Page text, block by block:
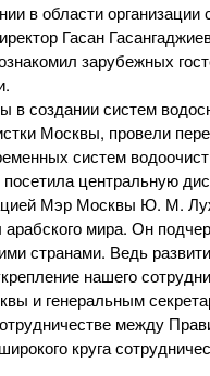
в области
Гасан
зарубежных
в создании систем
Москвы, провели
систем
центральную
Мэр Москвы Ю. М.
мира. Он
странами. Ведь
нашего
и генеральным
между
круга